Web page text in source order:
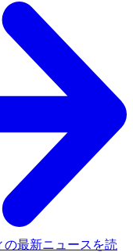
最新ニュースを読